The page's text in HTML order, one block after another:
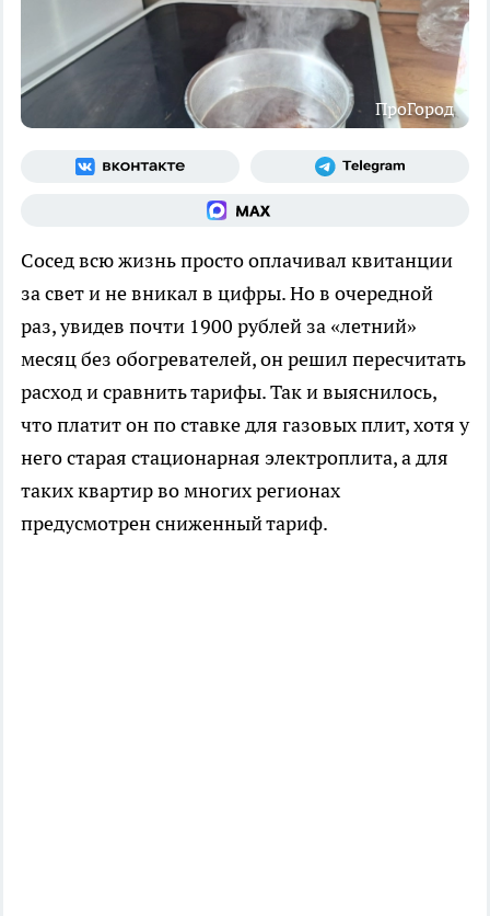
ПроГород
Сосед всю жизнь просто оплачивал квитанции
за свет и не вникал в цифры. Но в очередной
раз, увидев почти 1900 рублей за «летний»
месяц без обогревателей, он решил пересчитать
расход и сравнить тарифы. Так и выяснилось,
что платит он по ставке для газовых плит, хотя у
него старая стационарная электроплита, а для
таких квартир во многих регионах
предусмотрен сниженный тариф.